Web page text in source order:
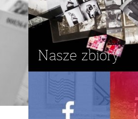
Nasze zbiory